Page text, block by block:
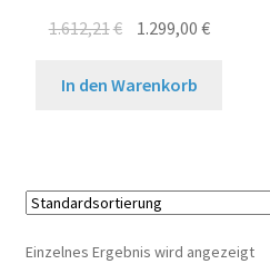
1.612,21€ Ursprünglicher
war:
1.299,00 €Aktueller
In den Warenkorb
Einzelnes Ergebnis wird angezeigt